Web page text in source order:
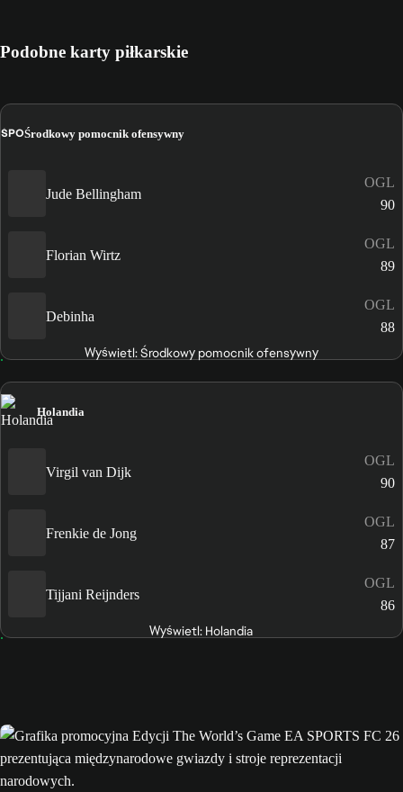
Podobne karty piłkarskie
ŚPOŚrodkowy pomocnik ofensywny
Jude Bellingham
OGL
90
Florian Wirtz
OGL
89
Debinha
OGL
88
Wyświetl: Środkowy pomocnik ofensywny
Holandia
Virgil van Dijk
OGL
90
Frenkie de Jong
OGL
87
Tijjani Reijnders
OGL
86
Wyświetl: Holandia